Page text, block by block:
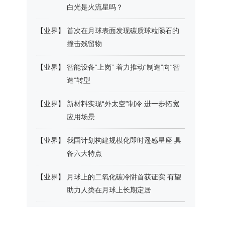
白光是火流星吗？
【业界】
首次在月球表面发现碳质球粒陨石的
撞击残留物
【业界】
智能设备“上岗” 着力推动“制造”向“智
造”转型
【业界】
新材料实现“外太空”制冷 进一步拓宽
应用场景
【业界】
我国计划构建规模化即时遥感星座 具
备六大特点
【业界】
月球上的二氧化碳冷阱首获证实 有望
助力人类在月球上长期定居